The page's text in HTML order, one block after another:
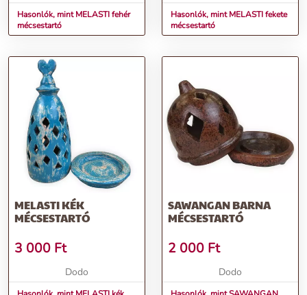
Hasonlók, mint MELASTI fehér
mécsestartó
Hasonlók, mint MELASTI fekete
mécsestartó
MELASTI KÉK
MÉCSESTARTÓ
3 000 Ft
Dodo
SAWANGAN BARNA
MÉCSESTARTÓ
2 000 Ft
Dodo